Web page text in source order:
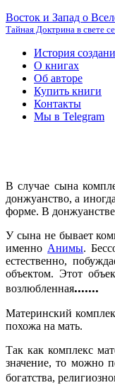
Восток и Запад о
Тайная Доктрина в свете
История
О книгах
Об авторе
Купить книги
Контакты
Мы в Telegram
В случае сына
донжуанство, а
форме. В
У сына не бывает
именно Анимы.
естественно,
объектом. Этот
возлюбленная.......
Материнский
похожа на мать.
Так как комплекс
значение, то можно
богатства,